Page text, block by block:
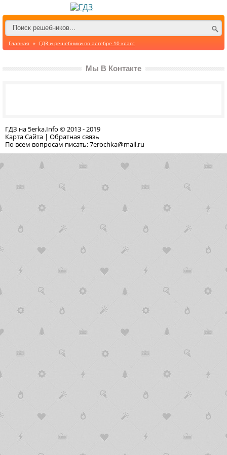
Главная » ГДЗ и решебники по алгебре 10 класс
Мы В Контакте
ГДЗ на 5erka.Info © 2013 - 2019
Карта Сайта | Обратная связь
По всем вопросам писать: 7erochka@mail.ru